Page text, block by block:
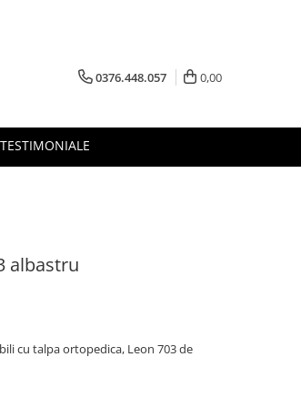
0376.448.057 0,00
TESTIMONIALE
albastru
cu talpa ortopedica, Leon 703 de